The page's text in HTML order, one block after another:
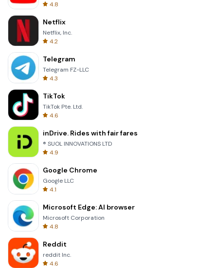
4.8
Netflix
Netflix, Inc.
4.2
Telegram
Telegram FZ-LLC
4.3
TikTok
TikTok Pte. Ltd.
4.6
inDrive. Rides with fair fares
® SUOL INNOVATIONS LTD
4.9
Google Chrome
Google LLC
4.1
Microsoft Edge: AI browser
Microsoft Corporation
4.8
Reddit
reddit Inc.
4.6